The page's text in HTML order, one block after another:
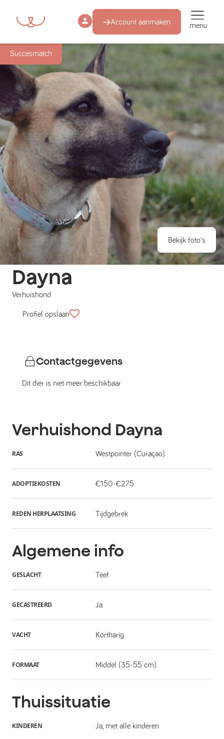
Account aanmaken menu
Succesmatch
Bekijk foto's
Dayna
Verhuishond
Profiel opslaan
Contactgegevens
Dit dier is niet meer beschikbaar
Verhuishond Dayna
RAS Westpointer (Curaçao)
ADOPTIEKOSTEN €150-€275
REDEN HERPLAATSING Tijdgebrek
Algemene info
GESLACHT Teef
GECASTREERD Ja
VACHT Kortharig
FORMAAT Middel (35-55 cm)
Thuissituatie
KINDEREN Ja, met alle kinderen